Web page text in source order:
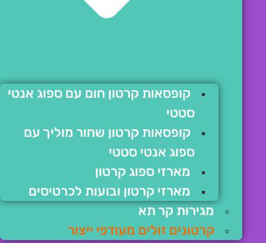
קופסאות קרטון חום עם ספוג אנטי
סטטי
קופסאות קרטון שחור מוליך עם
ספוג אנטי סטטי
מארזי ספוג קרטון
מארזי קרטון ובועות לכרטיסים
מגירות קר תא
קרטונים זולים מעודפי ייצור